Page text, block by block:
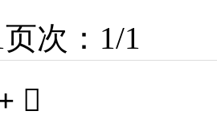
页次：1/1
